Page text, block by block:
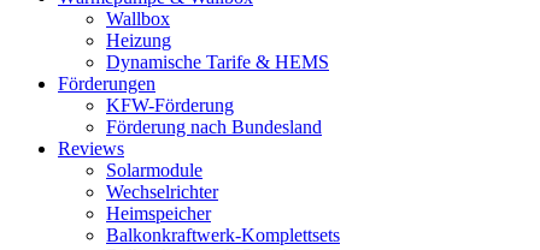
Wallbox
Heizung
Dynamische Tarife & HEMS
Förderungen
KFW-Förderung
Förderung nach Bundesland
Reviews
Solarmodule
Wechselrichter
Heimspeicher
Balkonkraftwerk-Komplettsets